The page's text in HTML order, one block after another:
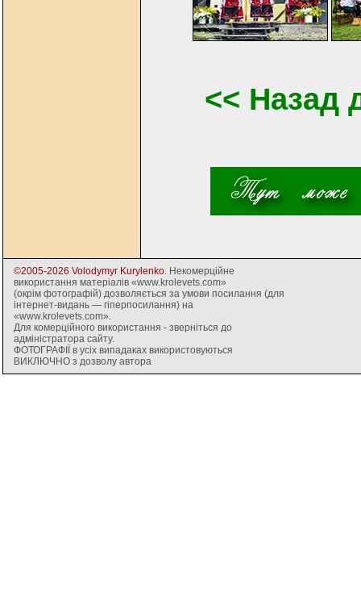
<< Назад
©2005-2026 Volodymyr Kurylenko . Некомерційне
використання матеріалів «www.krolevets.com»
(окрім фотографій) дозволяється за умови посилання (для
інтернет-видань — гіперпосилання) на
«www.krolevets.com».
Для комерційного використання - зверніться до
адміністратора сайту.
ФОТОГРАФІЇ в усіх випадаках використовуються
ВИКЛЮЧНО з дозволу автора